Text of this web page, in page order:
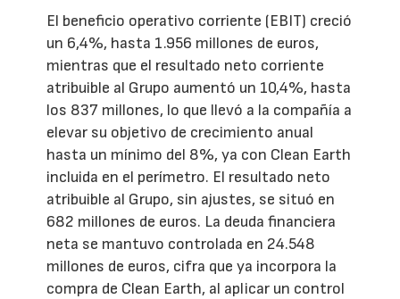
El beneficio operativo corriente (EBIT) creció
un 6,4%, hasta 1.956 millones de euros,
mientras que el resultado neto corriente
atribuible al Grupo aumentó un 10,4%, hasta
los 837 millones, lo que llevó a la compañía a
elevar su objetivo de crecimiento anual
hasta un mínimo del 8%, ya con Clean Earth
incluida en el perímetro. El resultado neto
atribuible al Grupo, sin ajustes, se situó en
682 millones de euros. La deuda financiera
neta se mantuvo controlada en 24.548
millones de euros, cifra que ya incorpora la
compra de Clean Earth, al aplicar un control